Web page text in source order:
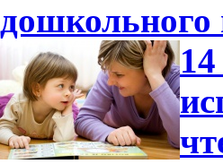
дошкольного